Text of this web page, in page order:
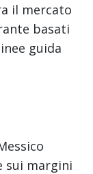
il mercato
basati
guida
sui margini